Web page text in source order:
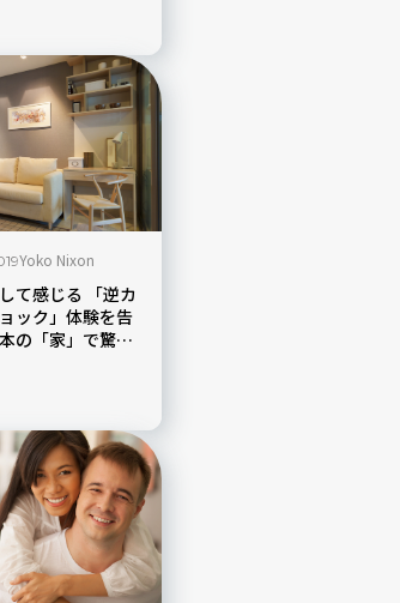
Yoko Nixon
て感じる 「逆カ
ック」体験を告
の「家」で驚い